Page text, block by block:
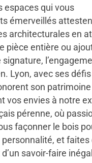
espaces qui vous
émerveillés
architecturales en
pièce entière ou
Lyon, avec ses défis
son
vos envies à notre
pérenne, où
façonner le bois
et faites
savoir-faire